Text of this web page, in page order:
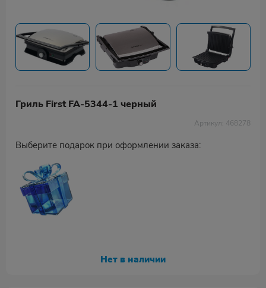
Гриль First FA-5344-1 черный
Артикул: 468278
Выберите подарок при оформлении заказа:
Нет в наличии